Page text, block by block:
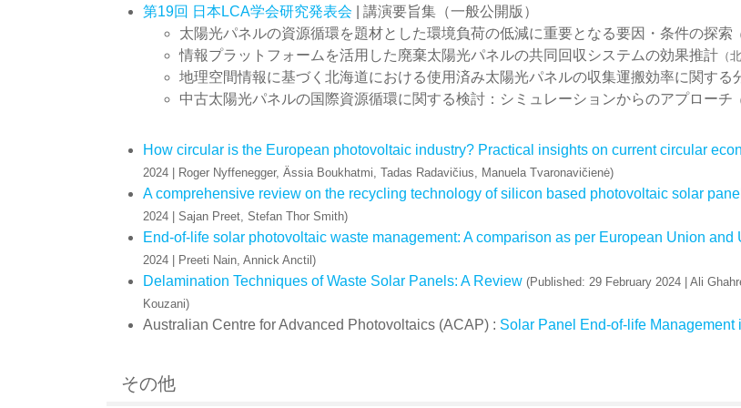
第19回 日本LCA学会研究発表会 | 講演要旨集（一般公開版）
太陽光パネルの資源循環を題材とした環境負荷の低減に重要となる要因・条件の探索
情報プラットフォームを活⽤した廃棄太陽光パネルの共同回収システムの効果推計 （
地理空間情報に基づく北海道における使用済み太陽光パネルの収集運搬効率に関する
中古太陽光パネルの国際資源循環に関する検討：シミュレーションからのアプローチ
How circular is the European photovoltaic industry? Practical insights on current circular
2024 | Roger Nyffenegger, Ässia Boukhatmi, Tadas Radavičius, Manuela Tvaronavičienė)
A comprehensive review on the recycling technology of silicon based photovoltaic solar
2024 | Sajan Preet, Stefan Thor Smith)
End-of-life solar photovoltaic waste management: A comparison as per European Union
2024 | Preeti Nain, Annick Anctil)
Delamination Techniques of Waste Solar Panels: A Review (Published: 29 February 2024 | Ali
Kouzani)
Australian Centre for Advanced Photovoltaics (ACAP) : Solar Panel End-of-life Management
その他